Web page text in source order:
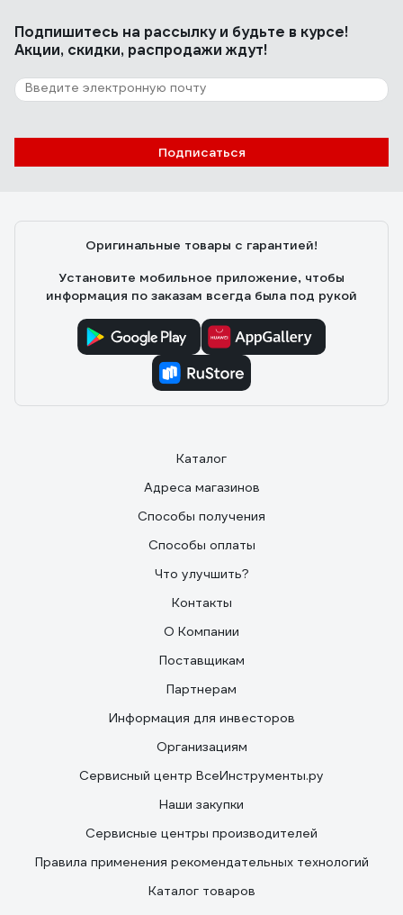
++
3 отзыва
LINEA 350 мл, LOVELY ANIMALS-1, 30-
Подпишитесь на рассылкуи будьте в курсе!
Акции, скидки, распродажи ждут!
Подписаться
Оригинальные товары с гарантией!
Установите мобильное приложение, чтобы
информация по заказам всегда была под рукой
Каталог
Адреса магазинов
Способы получения
Способы оплаты
Что улучшить?
Контакты
О Компании
Поставщикам
Партнерам
Информация для инвесторов
Организациям
Сервисный центр ВсеИнструменты.ру
Наши закупки
Сервисные центры производителей
Правила применения рекомендательных технологий
Каталог товаров